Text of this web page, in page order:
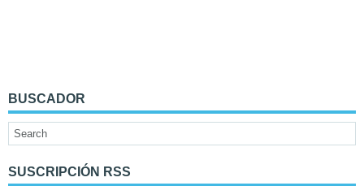
BUSCADOR
SUSCRIPCIÓN RSS